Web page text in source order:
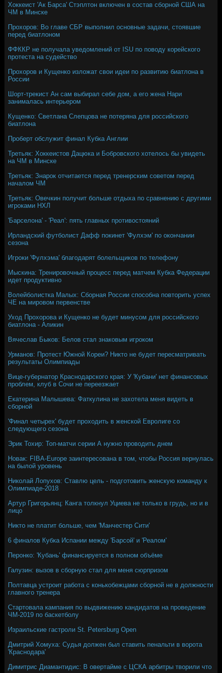
Хоккеист 'Ак Барса' Стэплтон включен в состав сборной США на
ЧМ в Минске
Прохоров: Во главе СБР выполнил основные задачи, стоявшие
перед биатлоном
ФФККР не получала уведомлений от ISU по поводу корейского
протеста на судейство
Прохоров и Кущенко изложат свои идеи по развитию биатлона в
России
Шорт-трекист Ан сам выбирал себе дом, а его жена Нари
занималась интерьером
Кущенко: Светлана Слепцова не потеряна для российского
биатлона
Проберт обслужит финал Кубка Англии
Третьяк: Хоккеистов Дацюка и Бобровского хотелось бы увидеть
на ЧМ в Минске
Третьяк: Знарок отчитается перед тренерским советом перед
началом ЧМ
Третьяк: Овечкин получит больше отдыха по сравнению с другими
игроками НХЛ
'Барселона' - 'Реал': пять главных противостояний
Ирландский футболист Дафф покинет 'Фулхэм' по окончании
сезона
Игроки 'Фулхэма' благодарят болельщиков по телефону
Мыскина: Тренировочный процесс перед матчем Кубка Федерации
идет продуктивно
Волейболистка Малых: Сборная России способна повторить успех
ЧЕ на мировом первенстве
Уход Прохорова и Кущенко не будет минусом для российского
биатлона - Аликин
Вячеслав Быков: Белов стал знаковым игроком
Урманов: Протест Южной Кореи? Никто не будет пересматривать
результаты Олимпиады
Вице-губернатор Краснодарского края: У 'Кубани' нет финансовых
проблем, клуб в Сочи не переезжает
Екатерина Малышева: Фаткулина не захотела меня видеть в
сборной
'Финал четырех' будет проходить в женской Евролиге со
следующего сезона
Эрик Тохир: Топ-матчи серии А нужно проводить днем
Новак: FIBA-Europe заинтересована в том, чтобы Россия вернулась
на былой уровень
Николай Лопухов: Ставлю цель - подготовить женскую команду к
Олимпиаде-2018
Артур Григорьянц: Канга толкнул Уциева не только в грудь, но и в
лицо
Никто не платит больше, чем 'Манчестер Сити'
6 финалов Кубка Испании между 'Барсой' и 'Реалом'
Перонко: 'Кубань' финансируется в полном объёме
Галузин: вызов в сборную стал для меня сюрпризом
Полтавца устроит работа с конькобежцами сборной не в должности
главного тренера
Стартовала кампания по выдвижению кандидатов на проведение
ЧМ-2019 по баскетболу
Израильские гастроли St. Petersburg Open
Дмитрий Хомуха: Судья должен был ставить пенальти в ворота
'Краснодара'
Димитрис Диамантидис: В овертайме с ЦСКА арбитры творили что